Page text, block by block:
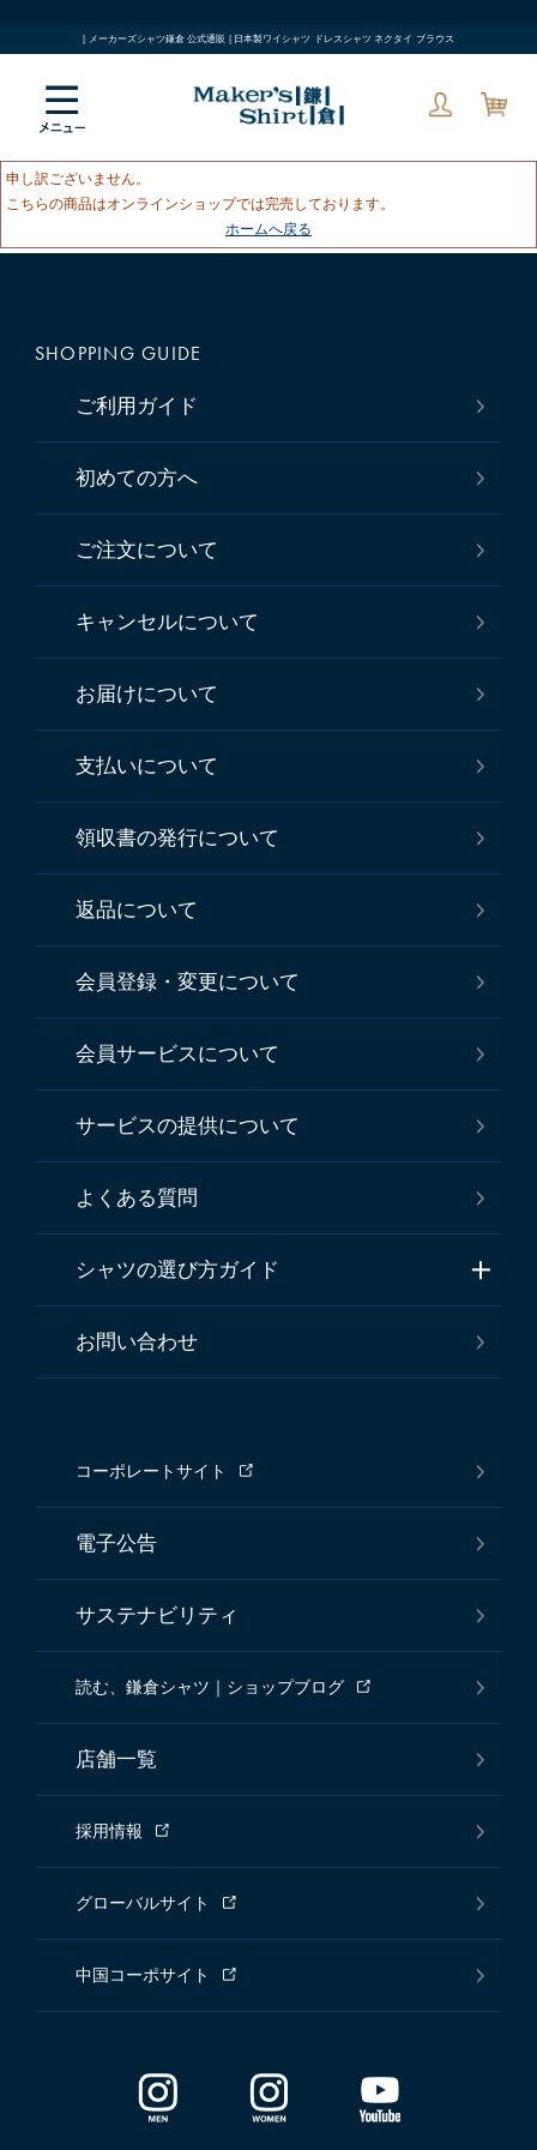
| メーカーズシャツ鎌倉 公式通販 | 日本製ワイシャツ ドレスシャツ ネクタイ ブラウス
申し訳ございません。
こちらの商品はオンラインショップでは完売しております。
ホームへ戻る
SHOPPING GUIDE
ご利用ガイド
初めての方へ
ご注文について
キャンセルについて
お届けについて
支払いについて
領収書の発行について
返品について
会員登録・変更について
会員サービスについて
サービスの提供について
よくある質問
シャツの選び方ガイド
お問い合わせ
コーポレートサイト
電子公告
サステナビリティ
読む、鎌倉シャツ｜ショップブログ
店舗一覧
採用情報
グローバルサイト
中国コーポサイト